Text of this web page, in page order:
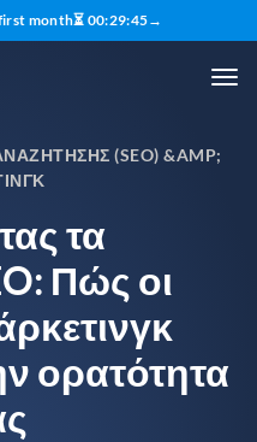
first month⏳ 00:29:44→
(SEO) &AMP;
τα
Πώς οι
ορατότητα